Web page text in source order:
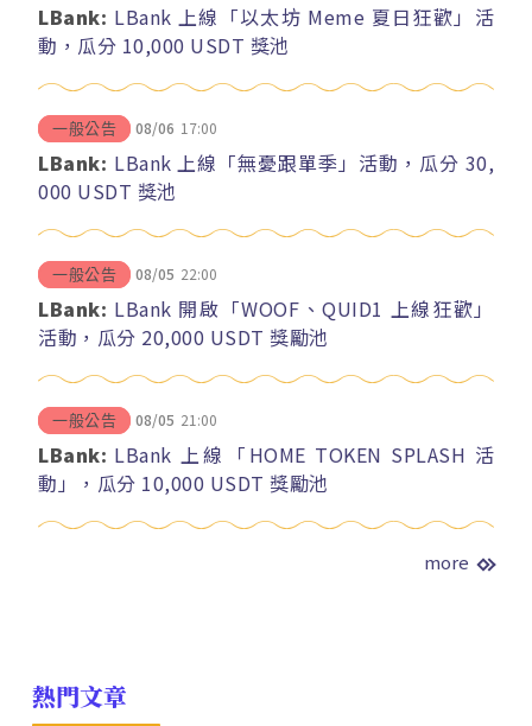
LBank: LBank 上線「以太坊 Meme 夏日狂歡」活
動，瓜分 10,000 USDT 獎池
一般公告 08/06 17:00
LBank: LBank 上線「無憂跟單季」活動，瓜分 30,
000 USDT 獎池
一般公告 08/05 22:00
LBank: LBank 開啟「WOOF、QUID1 上線狂歡」
活動，瓜分 20,000 USDT 獎勵池
一般公告 08/05 21:00
LBank: LBank 上線「HOME TOKEN SPLASH 活
動」，瓜分 10,000 USDT 獎勵池
more
熱門文章